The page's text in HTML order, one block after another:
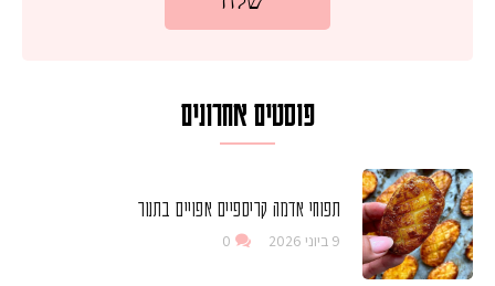
פוסטים אחרונים
תפוחי אדמה קריספיים אפויים בתנור
9 ביוני 2026 0